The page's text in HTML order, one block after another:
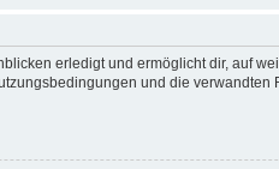
erledigt und ermöglicht dir, auf
und die verwandten